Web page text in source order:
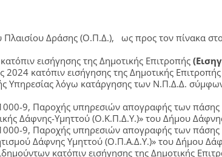
Δράσης (Ο.Π.Δ.), ως προς τον πίνακα
εισήγησης της Δημοτικής Επιτροπής
κατόπιν εισήγησης της Δημοτικής Επιτροπής
Υπηρεσίας λόγω κατάργησης των Ν.Π.Δ.Δ.
9, Παροχής υπηρεσιών απογραφής των
Δάφνης-Υμηττού (Ο.Κ.Π.Δ.Υ.)» του Δήμου
9, Παροχής υπηρεσιών απογραφής των
Δάφνης Υμηττού (Ο.Π.Α.Δ.Υ.)» του Δήμου
κατόπιν εισήγησης της Δημοτικής